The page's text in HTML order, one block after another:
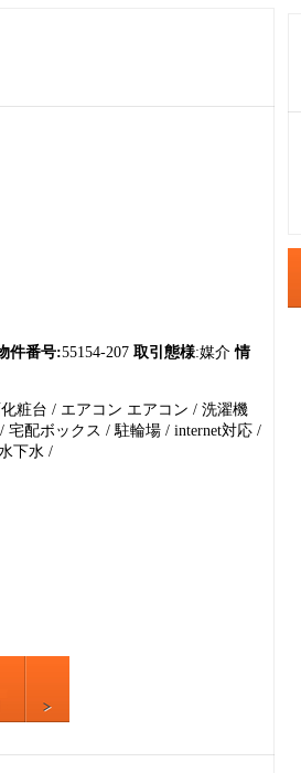
4
6
16
件番号:55154-207 取引態様:媒介情
粧台 / エアコン エアコン / 洗濯機
配ボックス / 駐輪場 / internet対応 /
下水 /